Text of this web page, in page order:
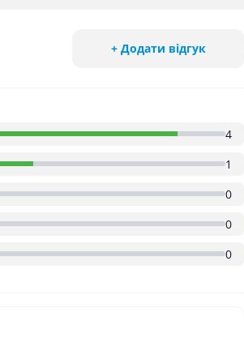
+ Додати відгук
4
1
0
0
0